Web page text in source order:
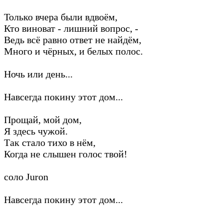
Только вчера были вдвоём,
Кто виноват - лишний вопрос, -
Ведь всё равно ответ не найдём,
Много и чёрных, и белых полос.
Ночь или день...
Навсегда покину этот дом...
Прощай, мой дом,
Я здесь чужой.
Так стало тихо в нём,
Когда не слышен голос твой!
соло Juron
Навсегда покину этот дом...